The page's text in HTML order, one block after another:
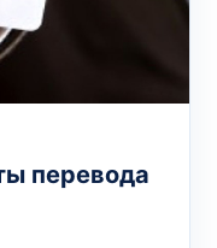
перевода